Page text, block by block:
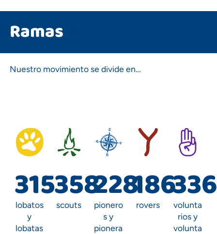
Ramas
Nuestro movimiento se divide en…
315
lobatos
y
lobatas
358
scouts 228
pionero
s y
pionera
186
rovers
volunta
rios y
volunta